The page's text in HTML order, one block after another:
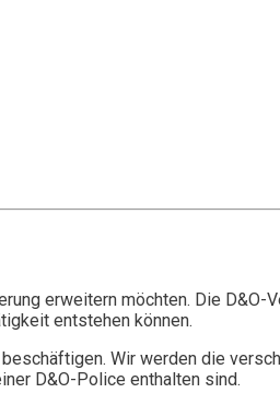
erweitern möchten. Die D&O-
entstehen können.
Wir werden die
D&O-Police enthalten sind.